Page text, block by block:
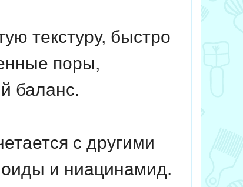
текстуру, быстро
поры,
баланс.
с другими
и ниацинамид.